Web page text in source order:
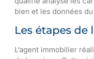
bien et les données
Les étapes de
L’agent immobilier